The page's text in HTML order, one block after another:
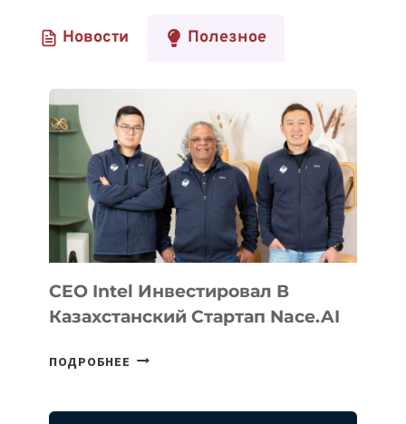
Новости Полезное
CEO Intel Инвестировал В
Казахстанский Стартап Nace.AI
ПОДРОБНЕЕ CEO